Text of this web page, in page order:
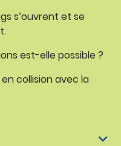
s’ouvrent et se
est-elle possible ?
collision avec la